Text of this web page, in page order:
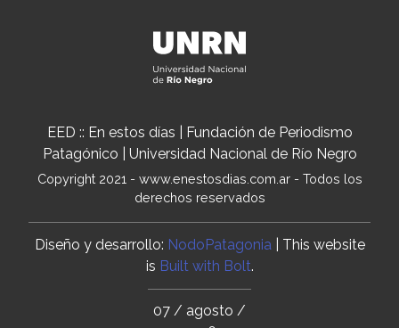
EED :: En estos días | Fundación de Periodismo
Patagónico | Universidad Nacional de Río Negro
Copyright 2021 - www.enestosdias.com.ar - Todos los
derechos reservados
Diseño y desarrollo: NodoPatagonia | This website
is Built with Bolt.
07 / agosto /